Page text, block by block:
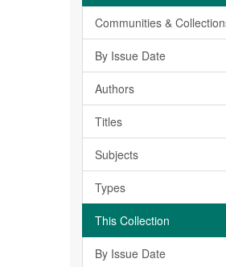
Communities &
By Issue Date
Authors
Titles
Subjects
Types
This Collection
By Issue Date